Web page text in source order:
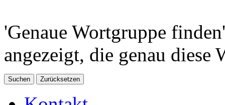
'Genaue Wortgruppe
angezeigt, die genau diese